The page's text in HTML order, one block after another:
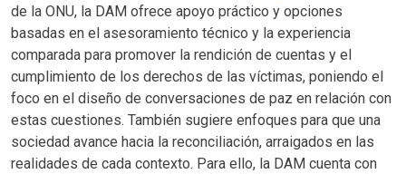
de la ONU, la DAM ofrece apoyo práctico y opciones
basadas en el asesoramiento técnico y la experiencia
comparada para promover la rendición de cuentas y el
cumplimiento de los derechos de las víctimas, poniendo el
foco en el diseño de conversaciones de paz en relación con
estas cuestiones. También sugiere enfoques para que una
sociedad avance hacia la reconciliación, arraigados en las
realidades de cada contexto. Para ello, la DAM cuenta con